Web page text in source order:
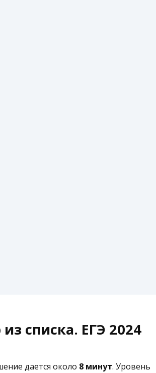
списка. ЕГЭ 2024
дается около 8 минут. Уровень